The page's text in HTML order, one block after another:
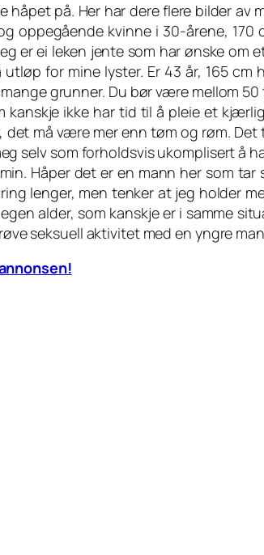
på. Her har dere flere bilder av
kvinne i 30-årene, 170
er ei leken jente som har ønske om
for mine lyster. Er 43 år, 165
grunner. Du bør være mellom
ikke har tid til å pleie et
må være mer enn tøm og røm.
selv som forholdsvis ukomplisert å
Håper det er en mann her som
lenger, men tenker at jeg holder
alder, som kanskje er i samme
seksuell aktivitet med en yngre